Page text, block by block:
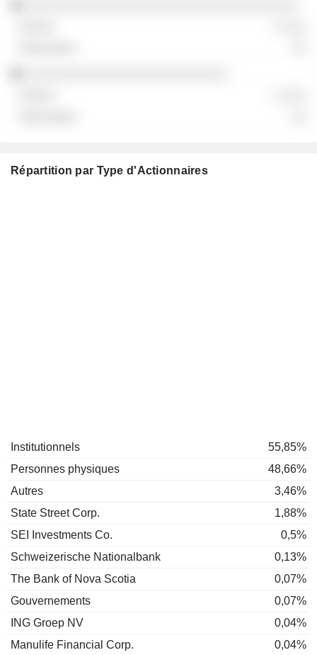
Répartition par Type d'Actionnaires
Institutionnels
55,85%
Personnes physiques
48,66%
Autres
3,46%
State Street Corp.
1,88%
SEI Investments Co.
0,5%
Schweizerische Nationalbank
0,13%
The Bank of Nova Scotia
0,07%
Gouvernements
0,07%
ING Groep NV
0,04%
Manulife Financial Corp.
0,04%